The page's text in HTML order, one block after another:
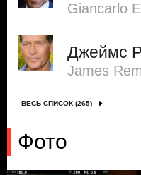
Giancarlo
Джеймс
James
ВЕСЬ СПИСОК (265)
Фото